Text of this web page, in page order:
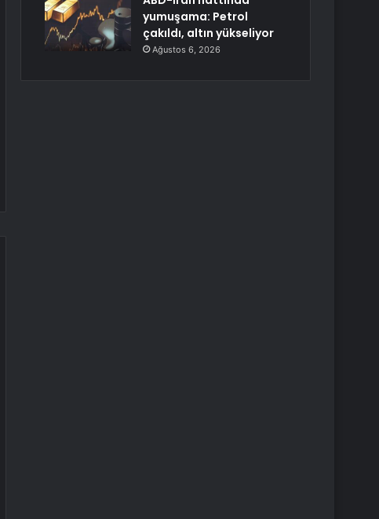
yumuşama: Petrol
çakıldı, altın yükseliyor
Ağustos 6, 2026